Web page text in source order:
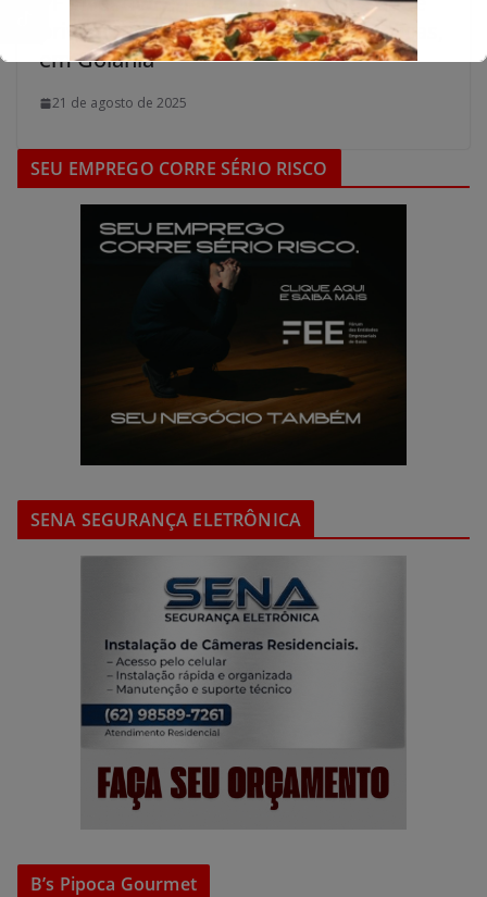
privado financiado com verbas públicas,
em Goiânia
21 de agosto de 2025
SEU EMPREGO CORRE SÉRIO RISCO
SENA SEGURANÇA ELETRÔNICA
B’s Pipoca Gourmet